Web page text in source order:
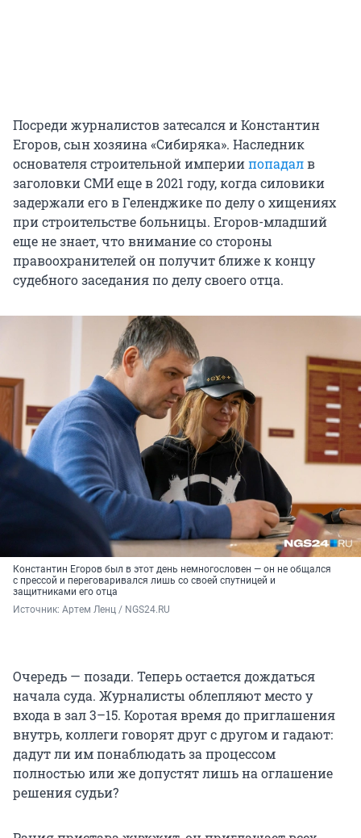
Посреди журналистов затесался и Константин
Егоров, сын хозяина «Сибиряка». Наследник
основателя строительной империипопадалв
заголовки СМИ еще в 2021 году, когда силовики
задержали его в Геленджике по делу о хищениях
при строительстве больницы. Егоров-младший
еще не знает, что внимание со стороны
правоохранителей он получит ближе к концу
судебного заседания по делу своего отца.
Константин Егоров был в этот день немногословен — он не общался
с прессой и переговаривался лишь со своей спутницей и
защитниками его отца
Источник: Артем Ленц / NGS24.RU
Очередь — позади. Теперь остается дождаться
начала суда. Журналисты облепляют место у
входа в зал 3–15. Коротая время до приглашения
внутрь, коллеги говорят друг с другом и гадают:
дадут ли им понаблюдать за процессом
полностью или же допустят лишь на оглашение
решения судьи?